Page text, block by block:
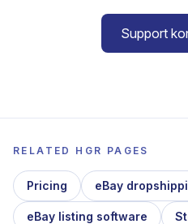
Support
RELATED HGR PAGES
Pricing eBay
eBay listing software